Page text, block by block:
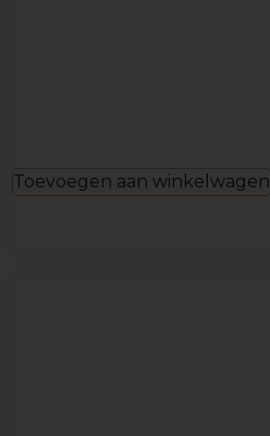
Toevoegen aan winkelwagen